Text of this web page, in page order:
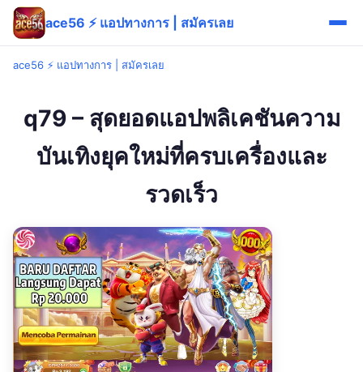
ace56 ⚡ แอปทางการ | สมัครเลย
ace56 ⚡ แอปทางการ | สมัครเลย
q79 – สุดยอดแอปพลิเคชันความ
บันเทิงยุคใหม่ที่ครบเครื่องและ
รวดเร็ว